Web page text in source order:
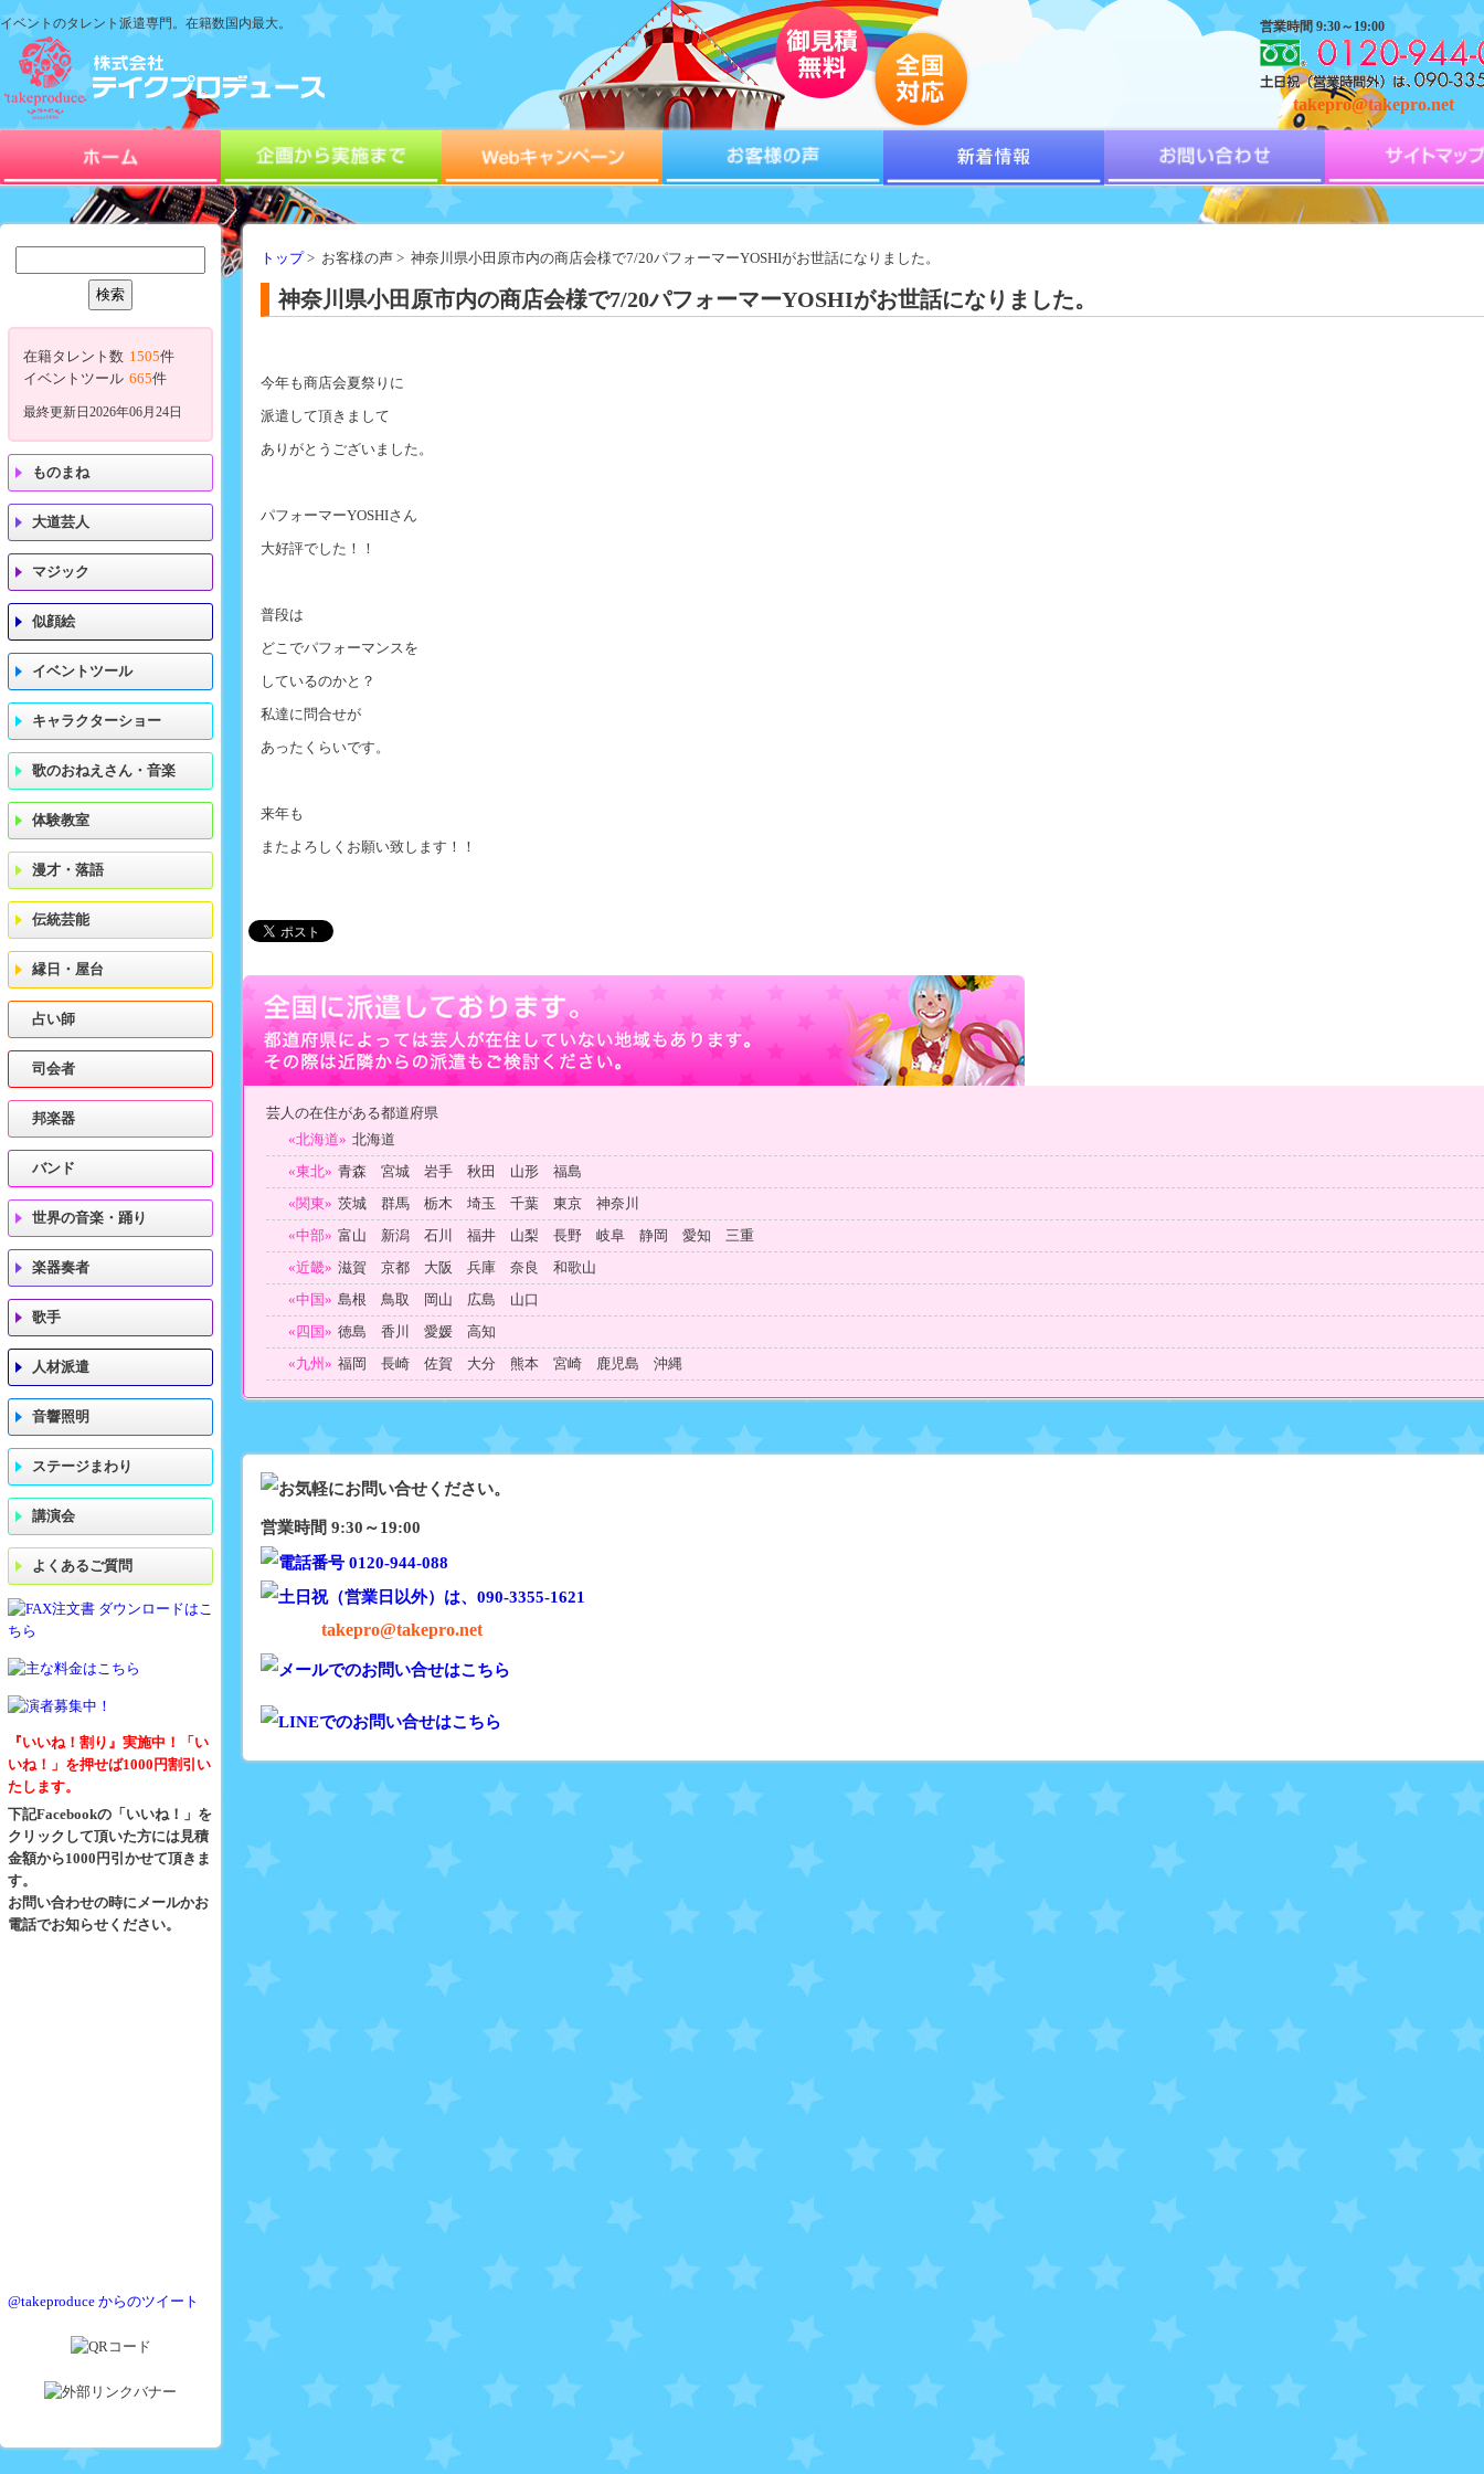
イベントのタレント派遣専門。在籍数国内最大。 営業時間 9:30～19:00
takepro@takepro.net
トップ> お客様の声 > 神奈川県小田原市内の商店会様で7/20パフォーマーYOSHIがお世話になりました。
神奈川県小田原市内の商店会様で7/20パフォーマーYOSHIがお世話になりました。
今年も商店会夏祭りに
派遣して頂きまして
ありがとうございました。
パフォーマーYOSHIさん
大好評でした！！
普段は
どこでパフォーマンスを
しているのかと？
私達に問合せが
あったくらいです。
来年も
またよろしくお願い致します！！
芸人の在住がある都道府県
«北海道» 北海道
«東北» 青森 宮城 岩手 秋田 山形 福島
«関東» 茨城 群馬 栃木 埼玉 千葉 東京 神奈川
«中部» 富山 新潟 石川 福井 山梨 長野 岐阜 静岡 愛知 三重
«近畿» 滋賀 京都 大阪 兵庫 奈良 和歌山
«中国» 島根 鳥取 岡山 広島 山口
«四国» 徳島 香川 愛媛 高知
«九州» 福岡 長崎 佐賀 大分 熊本 宮崎 鹿児島 沖縄
営業時間 9:30～19:00
takepro@takepro.net
在籍タレント数 1505件
イベントツール 665件
最終更新日2026年06月24日
ものまね
大道芸人
マジック
似顔絵
イベントツール
キャラクターショー
歌のおねえさん・音楽
体験教室
漫才・落語
伝統芸能
縁日・屋台
占い師
司会者
邦楽器
バンド
世界の音楽・踊り
楽器奏者
歌手
人材派遣
音響照明
ステージまわり
講演会
よくあるご質問
『いいね！割り』実施中！「い
いね！」を押せば1000円割引い
たします。
下記Facebookの「いいね！」を
クリックして頂いた方には見積
金額から1000円引かせて頂きま
す。
お問い合わせの時にメールかお
電話でお知らせください。
@takeproduce からのツイート